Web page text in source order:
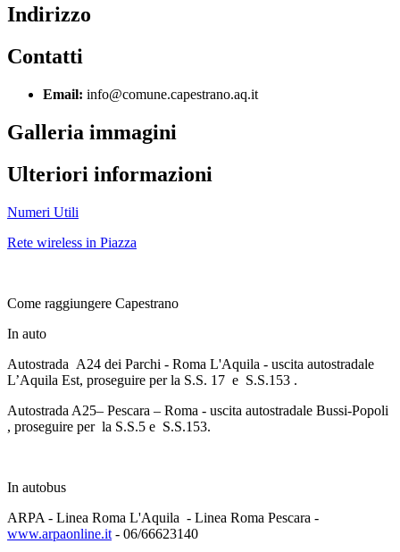
Indirizzo
Contatti
Email: info@comune.capestrano.aq.it
Galleria immagini
Ulteriori informazioni
Numeri Utili
Rete wireless in Piazza
Come raggiungere Capestrano
In auto
Autostrada A24 dei Parchi - Roma L'Aquila - uscita autostradale
L’Aquila Est, proseguire per la S.S. 17 e S.S.153 .
Autostrada A25– Pescara – Roma - uscita autostradale Bussi-Popoli
, proseguire per la S.S.5 e S.S.153.
In autobus
ARPA - Linea Roma L'Aquila - Linea Roma Pescara -
www.arpaonline.it - 06/66623140